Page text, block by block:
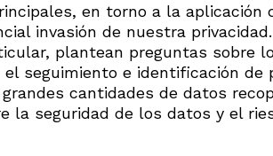
en torno a la aplicación
invasión de nuestra
plantean preguntas sobre
seguimiento e identificación de
cantidades de datos
la seguridad de los datos y el